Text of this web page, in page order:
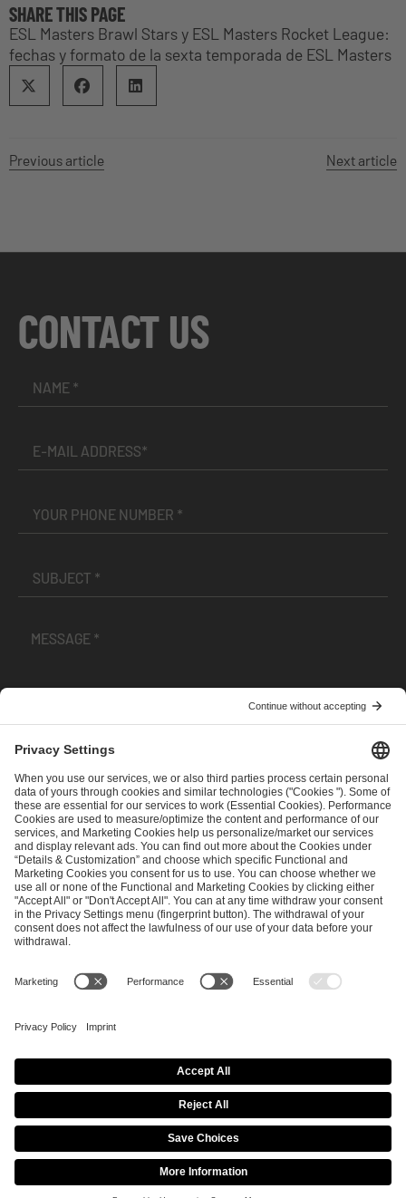
SHARE THIS PAGE
ESL Masters Brawl Stars y ESL Masters Rocket League:
fechas y formato de la sexta temporada de ESL Masters
Previous article Next article
CONTACT US
andPrivacy Policy
SEND MESSAGE
CAREER MEDIA RIGHTS
© 2026 ESL FACEIT GROUP
Imprint Privacy Policy Cookie Policy
Terms of Use
Copyright Policy
Procurement Policy
Whistleblowing
Modern Slavery Statement
Security & Disclosure